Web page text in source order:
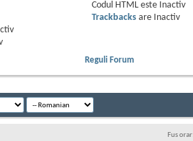
Codul HTML este
Inactiv
Trackbacksare
Inactiv
Reguli Forum
Fus